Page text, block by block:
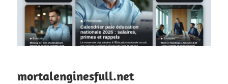
mortalenginesfull.net